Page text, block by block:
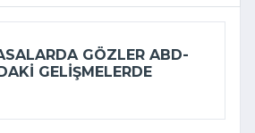
GÖZLER ABD-
GELIŞMELERDE